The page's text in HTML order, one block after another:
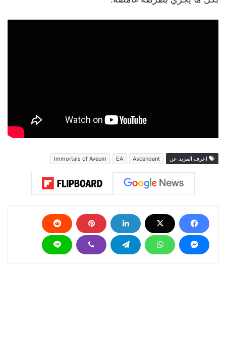
اعرف المزيد عن Ascendant
EA
Immortals of Aveum